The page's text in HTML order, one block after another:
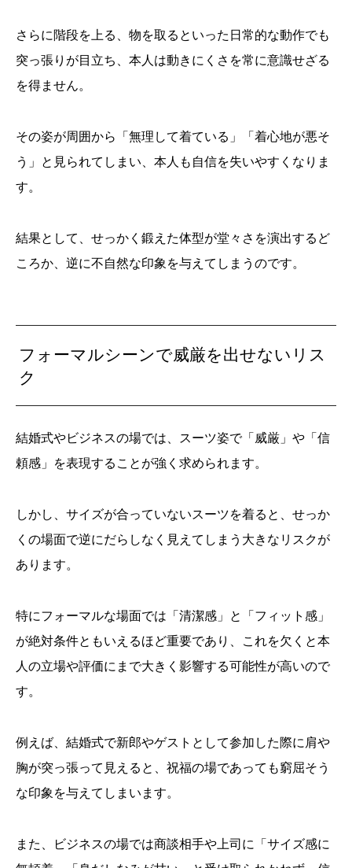
さらに階段を上る、物を取るといった日常的な動作でも
突っ張りが目立ち、本人は動きにくさを常に意識せざる
を得ません。
その姿が周囲から「無理して着ている」「着心地が悪そ
う」と見られてしまい、本人も自信を失いやすくなりま
す。
結果として、せっかく鍛えた体型が堂々さを演出するど
ころか、逆に不自然な印象を与えてしまうのです。
フォーマルシーンで威厳を出せないリス
ク
結婚式やビジネスの場では、スーツ姿で「威厳」や「信
頼感」を表現することが強く求められます。
しかし、サイズが合っていないスーツを着ると、せっか
くの場面で逆にだらしなく見えてしまう大きなリスクが
あります。
特にフォーマルな場面では「清潔感」と「フィット感」
が絶対条件ともいえるほど重要であり、これを欠くと本
人の立場や評価にまで大きく影響する可能性が高いので
す。
例えば、結婚式で新郎やゲストとして参加した際に肩や
胸が突っ張って見えると、祝福の場であっても窮屈そう
な印象を与えてしまいます。
また、ビジネスの場では商談相手や上司に「サイズ感に